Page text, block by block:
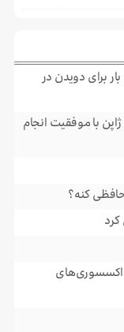
برای دویدن در
با موفقیت انجام
کنه؟
هندی با اکسسوری‌های